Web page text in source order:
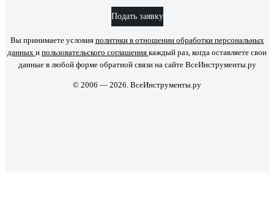
Подать заявку
Вы принимаете условия политики в отношении обработки персональных
данных и пользовательского соглашения каждый раз, когда оставляете свои
данные в любой форме обратной связи на сайте ВсеИнструменты.ру
© 2006 — 2026. ВсеИнструменты.ру